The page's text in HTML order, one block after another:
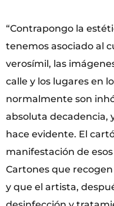
“Contrapongo la
tenemos asociado al
verosímil, las
calle y los lugares en
normalmente son
absoluta decadencia,
hace evidente. El
manifestación de
Cartones que
y que el artista,